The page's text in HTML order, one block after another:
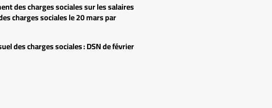
des charges sociales sur les salaires
charges sociales le 20 mars par
des charges sociales :DSN de février